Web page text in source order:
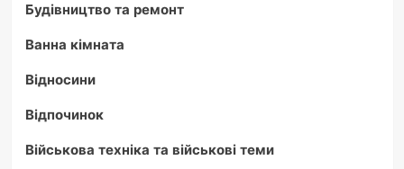
Будівництво та ремонт
Ванна кімната
Відносини
Відпочинок
Військова техніка та військові теми